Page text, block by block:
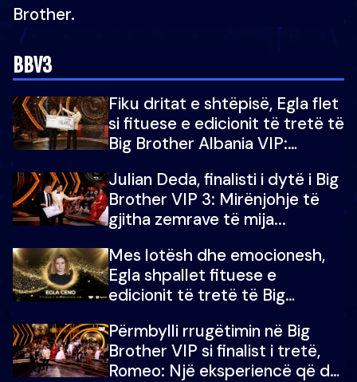
Brother.
BBV3
Fiku dritat e shtëpisë, Egla flet
si fituese e edicionit të tretë të
Big Brother Albania VIP:
Julian Deda, finalisti i dytë i Big
Brother VIP 3: Mirënjohje të
gjitha zemrave të mija...
Mes lotësh dhe emocionesh,
Egla shpallet fituese e
edicionit të tretë të Big
Përmbylli rrugëtimin në Big
Brother VIP si finalist i tretë,
Romeo: Një eksperiencë që do